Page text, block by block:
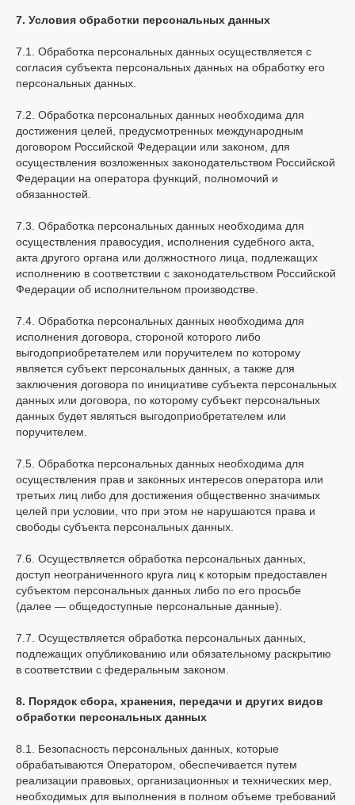
7. Условия обработки персональных данных
7.1. Обработка персональных данных осуществляется с
согласия субъекта персональных данных на обработку его
персональных данных.
7.2. Обработка персональных данных необходима для
достижения целей, предусмотренных международным
договором Российской Федерации или законом, для
осуществления возложенных законодательством Российской
Федерации на оператора функций, полномочий и
обязанностей.
7.3. Обработка персональных данных необходима для
осуществления правосудия, исполнения судебного акта,
акта другого органа или должностного лица, подлежащих
исполнению в соответствии с законодательством Российской
Федерации об исполнительном производстве.
7.4. Обработка персональных данных необходима для
исполнения договора, стороной которого либо
выгодоприобретателем или поручителем по которому
является субъект персональных данных, а также для
заключения договора по инициативе субъекта персональных
данных или договора, по которому субъект персональных
данных будет являться выгодоприобретателем или
поручителем.
7.5. Обработка персональных данных необходима для
осуществления прав и законных интересов оператора или
третьих лиц либо для достижения общественно значимых
целей при условии, что при этом не нарушаются права и
свободы субъекта персональных данных.
7.6. Осуществляется обработка персональных данных,
доступ неограниченного круга лиц к которым предоставлен
субъектом персональных данных либо по его просьбе
(далее — общедоступные персональные данные).
7.7. Осуществляется обработка персональных данных,
подлежащих опубликованию или обязательному раскрытию
в соответствии с федеральным законом.
8. Порядок сбора, хранения, передачи и других видов
обработки персональных данных
8.1. Безопасность персональных данных, которые
обрабатываются Оператором, обеспечивается путем
реализации правовых, организационных и технических мер,
необходимых для выполнения в полном объеме требований